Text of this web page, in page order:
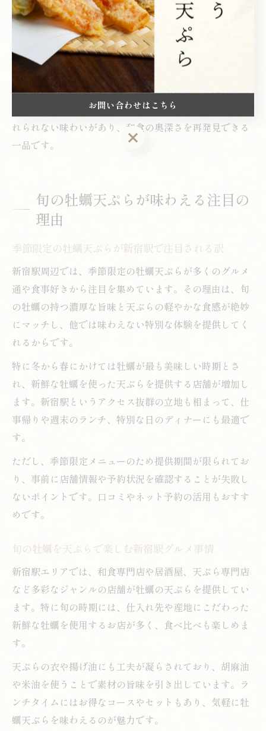
足度が高まります。予約を活用し、混雑を避けてゆった
りと味わうのもおすすめです。
また、コース料理やランチセットで他の天ぷらと一緒に
楽しむことで、牡蠣の個性がより際立ちます。失敗しな
いためには、口コミや評判、店舗の衛生管理や揚げ油の
質にも注目しましょう。牡蠣の天ぷらは一度食べると忘
れられない味わいがあり、和食の奥深さを再発見できる
一品です。
旬の牡蠣天ぷらが味わえる注目の
理由
季節限定の牡蠣天ぷらが新宿駅で注目される訳
新宿駅周辺では、季節限定の牡蠣天ぷらが多くのグルメ
通や食事好きから注目を集めています。その理由は、旬
の牡蠣の持つ濃厚な旨味と天ぷらの軽やかな食感が絶妙
にマッチし、他では味わえない特別な体験を提供してく
れるからです。
特に冬から春にかけては牡蠣が最も美味しい時期とさ
れ、新鮮な牡蠣を使った天ぷらを提供する店舗が増加し
ます。新宿駅というアクセス抜群の立地も相まって、仕
事帰りや週末のランチ、特別な日のディナーにも最適で
す。
ただし、季節限定メニューのため提供期間が限られてお
り、事前に店舗情報や予約状況を確認することが失敗し
ないポイントです。口コミやネット予約の活用もおすす
めです。
旬の牡蠣を天ぷらで楽しむ新宿駅グルメ事情
新宿駅エリアでは、和食専門店や居酒屋、天ぷら専門店
など多彩なジャンルの店舗が牡蠣の天ぷらを提供してい
ます。特に旬の時期には、仕入れ先や産地にこだわった
新鮮な牡蠣を使用するお店が多く、食べ比べも楽しめま
す。
天ぷらの衣や揚げ油にも工夫が凝らされており、胡麻油
や米油を使うことで素材の旨味を引き出しています。ラ
ンチタイムにはお得なコースやセットもあり、気軽に牡
蠣天ぷらを味わえるのが魅力です。
お問い合わせはこちら
お問い合わせはこちら